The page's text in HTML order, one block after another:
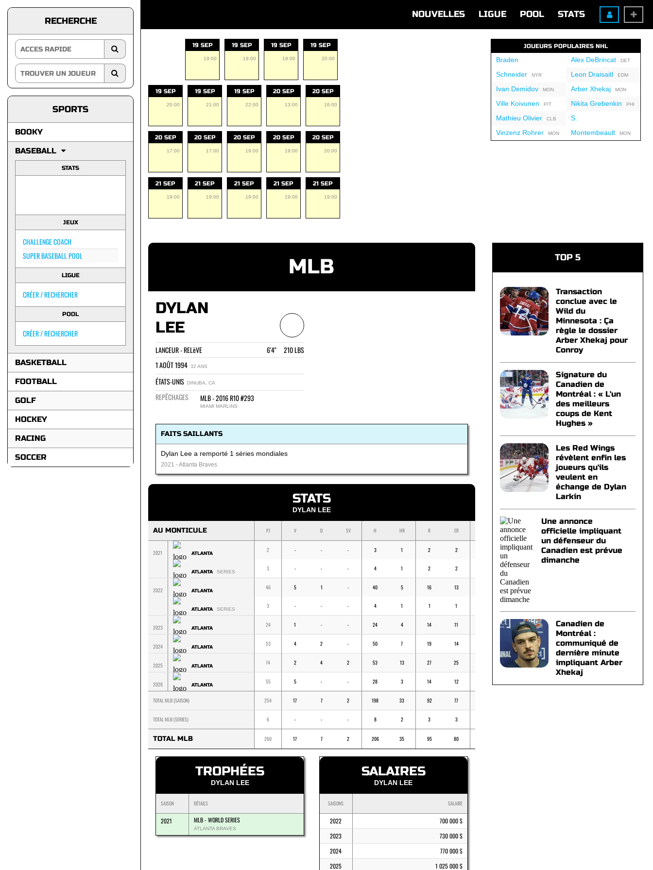
NOUVELLES LIGUE POOL STATS
RECHERCHE
SPORTS
BOOKY
BASEBALL
STATS
JEUX
CHALLENGE COACH
SUPER BASEBALL POOL
LIGUE
CRÉER / RECHERCHER
POOL
CRÉER / RECHERCHER
BASKETBALL
FOOTBALL
GOLF
HOCKEY
RACING
SOCCER
19 SEP
19:00
19 SEP
19:00
19 SEP
19:00
19 SEP
20:00
19 SEP
20:00
19 SEP
21:00
19 SEP
22:00
20 SEP
13:00
20 SEP
16:00
20 SEP
17:00
20 SEP
17:00
20 SEP
19:00
20 SEP
19:00
20 SEP
20:00
21 SEP
19:00
21 SEP
19:00
21 SEP
19:00
21 SEP
19:00
21 SEP
19:00
JOUEURS POPULAIRES NHL
Braden
SchneiderNYR
Ivan DemidovMON
Ville Koivunen PIT
Mathieu OlivierCLB
Vinzenz RohrerMON
Alex DeBrincatDET
Leon Draisaitl EDM
Arber XhekajMON
Nikita Grebenkin PHI
S.
MontembeaultMON
MLB
DYLAN
LEE
LANCEUR - RELèVE
6'4" 210 LBS
1 AOÛT 1994 32 ANS
ÉTATS-UNIS DINUBA, CA
REPÊCHAGES MLB - 2016 R10 #293
MIAMI MARLINS
FAITS SAILLANTS
Dylan Lee a remporté 1 séries mondiales
2021 - Atlanta Braves
STATS
DYLAN LEE
AU MONTICULE PJ V D SV H HR R ER K ERA
2021 ATLANTA 2 - - - 3 1 2 2 3 9,00
ATLANTA SERIES 3 - - - 4 1 2 2 4
2022 ATLANTA 46 5 1 - 40 5 16 13
ATLANTA SERIES 3 - - - 4 1 1 1
2023 ATLANTA 24 1 - - 24 4 14 11 4,18
2024 ATLANTA 53 4 2 - 50 7 19 14 76 2,05
2025 ATLANTA 74 2 4 2 53 13 27 25 76 3,29
2026 ATLANTA 55 5 - - 28 3 14 12
TOTAL MLB (SAISON) 254 17 7 2 198 33 92 77
TOTAL MLB (SERIES) 6 - - - 8 2 3 3
TOTAL MLB 260 17 7 2 206 35 95 80
TROPHÉES
DYLAN LEE
SAISON DÉTAILS
2021 MLB - WORLD SERIES
ATLANTA BRAVES
SALAIRES
DYLAN LEE
SAISONS SALAIRE
2022
700 000 $
2023
730 000 $
2024
770 000 $
2025
1 025 000 $
TOP 5
Transaction
conclue avec le
Wild du
Minnesota : Ça
règle le dossier
Arber Xhekaj pour
Conroy
Signature du
Canadien de
Montréal : « L'un
des meilleurs
coups de Kent
Hughes »
Les Red Wings
révèlent enfin les
joueurs qu'ils
veulent en
échange de Dylan
Larkin
Une annonce
officielle impliquant
un défenseur du
Canadien est prévue
dimanche
Canadien de
Montréal :
communiqué de
dernière minute
impliquant Arber
Xhekaj